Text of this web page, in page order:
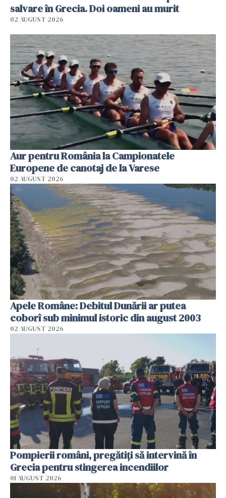
salvare în Grecia. Doi oameni au murit
02 AUGUST 2026
Aur pentru România la Campionatele
Europene de canotaj de la Varese
02 AUGUST 2026
Apele Române: Debitul Dunării ar putea
coborî sub minimul istoric din august 2003
02 AUGUST 2026
Pompierii români, pregătiţi să intervină în
Grecia pentru stingerea incendiilor
01 AUGUST 2026